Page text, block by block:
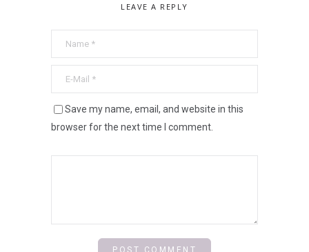
LEAVE A REPLY
Save my name, email, and website in this
browser for the next time I comment.